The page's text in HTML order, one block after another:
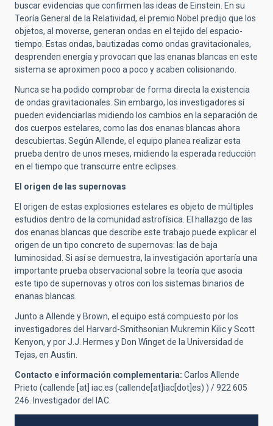
buscar evidencias que confirmen las ideas de Einstein. En su
Teoría General de la Relatividad, el premio Nobel predijo que los
objetos, al moverse, generan ondas en el tejido del espacio-
tiempo. Estas ondas, bautizadas como ondas gravitacionales,
desprenden energía y provocan que las enanas blancas en este
sistema se aproximen poco a poco y acaben colisionando.
Nunca se ha podido comprobar de forma directa la existencia
de ondas gravitacionales. Sin embargo, los investigadores sí
pueden evidenciarlas midiendo los cambios en la separación de
dos cuerpos estelares, como las dos enanas blancas ahora
descubiertas. Según Allende, el equipo planea realizar esta
prueba dentro de unos meses, midiendo la esperada reducción
en el tiempo que transcurre entre eclipses.
El origen de las supernovas
El origen de estas explosiones estelares es objeto de múltiples
estudios dentro de la comunidad astrofísica. El hallazgo de las
dos enanas blancas que describe este trabajo puede explicar el
origen de un tipo concreto de supernovas: las de baja
luminosidad. Si así se demuestra, la investigación aportaría una
importante prueba observacional sobre la teoría que asocia
este tipo de supernovas y otros con los sistemas binarios de
enanas blancas.
Junto a Allende y Brown, el equipo está compuesto por los
investigadores del Harvard-Smithsonian Mukremin Kilic y Scott
Kenyon, y por J.J. Hermes y Don Winget de la Universidad de
Tejas, en Austin.
Contacto e información complementaria: Carlos Allende
Prieto (callende [at] iac.es (callende[at]iac[dot]es) ) / 922 605
246. Investigador del IAC.